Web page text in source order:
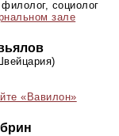
социолог
зале
«Вавилон»